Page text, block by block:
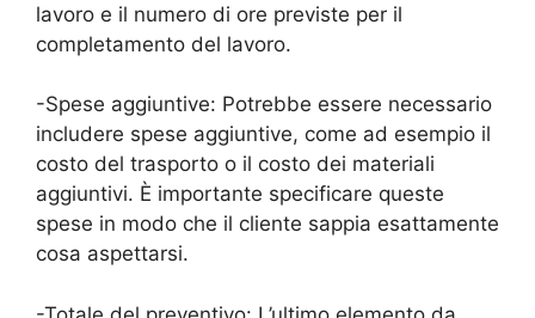
lavoro e il numero di ore previste per il
completamento del lavoro.
-Spese aggiuntive: Potrebbe essere necessario
includere spese aggiuntive, come ad esempio il
costo del trasporto o il costo dei materiali
aggiuntivi. È importante specificare queste
spese in modo che il cliente sappia esattamente
cosa aspettarsi.